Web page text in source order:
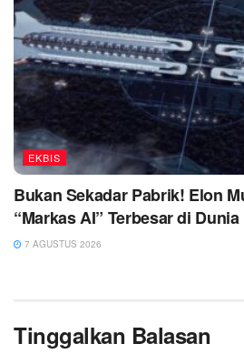
EKBIS
Bukan Sekadar Pabrik! Elon
“Markas AI” Terbesar di Dunia
7 AGUSTUS 2026
Tinggalkan Balasan